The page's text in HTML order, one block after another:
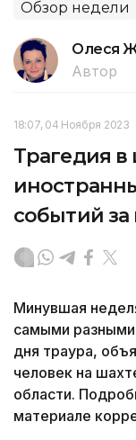
Обзор недели
Олеся
Автор
18:07, 04 Ноября 2023
Трагедия в
событий
Минувшая
самыми разными
дня траура,
человек на
области.
материале